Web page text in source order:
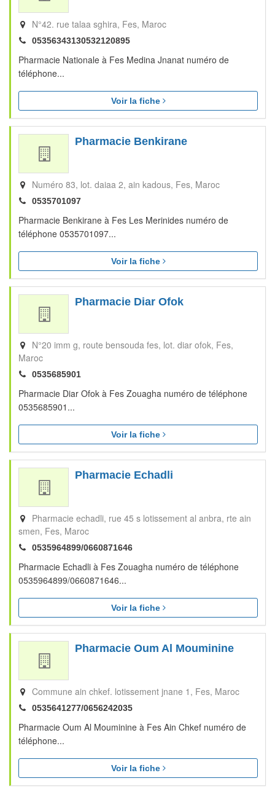
N°42. rue talaa sghira Fes Maroc
05356343130532120895
Pharmacie Nationale à Fes Medina Jnanat numéro de
téléphone...
Voir la fiche
Pharmacie Benkirane
Numéro 83, lot. daiaa 2, ain kadous Fes Maroc
0535701097
Pharmacie Benkirane à Fes Les Merinides numéro de
téléphone 0535701097...
Voir la fiche
Pharmacie Diar Ofok
N°20 imm g, route bensouda fes, lot. diar ofok Fes
Maroc
0535685901
Pharmacie Diar Ofok à Fes Zouagha numéro de téléphone
0535685901...
Voir la fiche
Pharmacie Echadli
Pharmacie echadli, rue 45 s lotissement al anbra, rte ain
smen Fes Maroc
0535964899/0660871646
Pharmacie Echadli à Fes Zouagha numéro de téléphone
0535964899/0660871646...
Voir la fiche
Pharmacie Oum Al Mouminine
Commune ain chkef. lotissement jnane 1 Fes Maroc
0535641277/0656242035
Pharmacie Oum Al Mouminine à Fes Ain Chkef numéro de
téléphone...
Voir la fiche